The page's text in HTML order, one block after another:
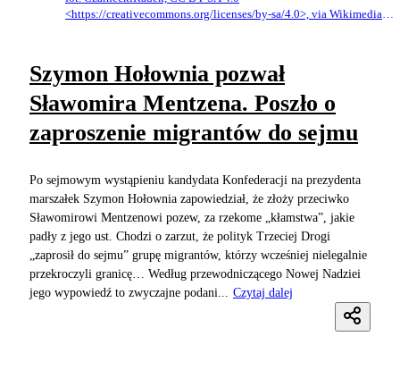
<https://creativecommons.org/licenses/by-sa/4.0>, via Wikimedia
Szymon Hołownia pozwał
Sławomira Mentzena. Poszło o
zaproszenie migrantów do sejmu
Po sejmowym wystąpieniu kandydata Konfederacji na prezydenta
marszałek Szymon Hołownia zapowiedział, że złoży przeciwko
Sławomirowi Mentzenowi pozew, za rzekome „kłamstwa”, jakie
padły z jego ust. Chodzi o zarzut, że polityk Trzeciej Drogi
„zaprosił do sejmu” grupę migrantów, którzy wcześniej nielegalnie
przekroczyli granicę… Według przewodniczącego Nowej Nadziei
jego wypowiedź to zwyczajne podani...
Czytaj dalej